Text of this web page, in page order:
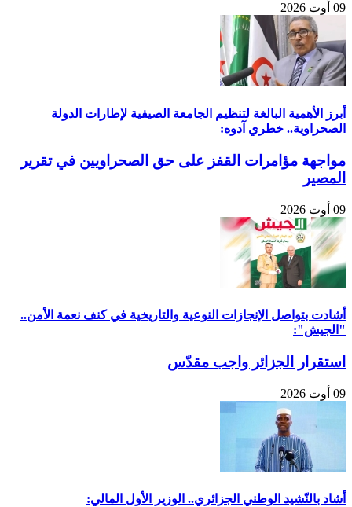
09 أوت 2026
أبرز الأهمية البالغة لتنظيم الجامعة الصيفية لإطارات الدولة
الصحراوية.. خطري آدوه:
مواجهة مؤامرات القفز على حق الصحراويين في تقرير
المصير
09 أوت 2026
أشادت بتواصل الإنجازات النوعية والتاريخية في كنف نعمة الأمن..
"الجيش":
استقرار الجزائر واجب مقدّس
09 أوت 2026
أشاد بالنّشيد الوطني الجزائري.. الوزير الأول المالي: